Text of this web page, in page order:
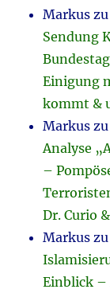
Markus
Sendung
Einigung
kommt &
Markus
Analyse
–
Dr. Curio
Markus
Einblick –